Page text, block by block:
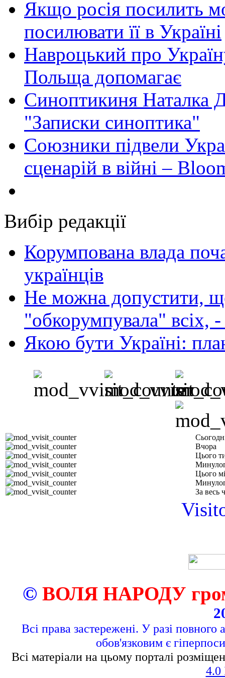
Якщо росія посилить
посилювати її в Україні
Навроцький про
Польща допомагає
Синоптикиня Наталка
"Записки синоптика"
Союзники підвели
сценарій в війні –
Вибір редакції
Корумпована влада
українців
Не можна допустити,
"обкорумпувала" всіх,
Якою бути Україні:
Вчора
Цього
Цього
За весь
© ВОЛЯ НАРОДУ
Всі права застережені. У разі повного
обов'язковим є
Всі матеріали на цьому порталі
4.0